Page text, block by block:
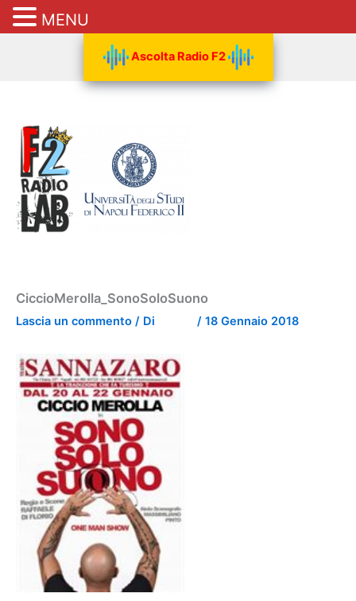
Ascolta Radio F2
CiccioMerolla_SonoSoloSuono
Lascia un commento / Di / 18 Gennaio 2018
MENU